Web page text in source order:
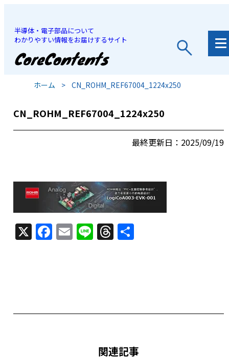
半導体・電子部品について
わかりやすい情報をお届けするサイト
JP
ホーム > CN_ROHM_REF67004_1224x250
CN_ROHM_REF67004_1224x250
最終更新日：2025/09/19
X F
a
o
E
m
Li
n
T
h
s
関連記事